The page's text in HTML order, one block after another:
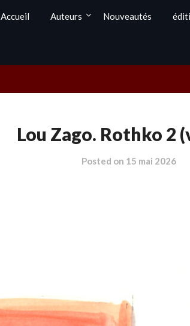
Accueil Auteurs Nouveautés
Lou Zago. Rothko 2
Posted on 15 mai 2026